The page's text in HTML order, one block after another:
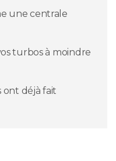
une centrale
turbos à moindre
ont déjà fait